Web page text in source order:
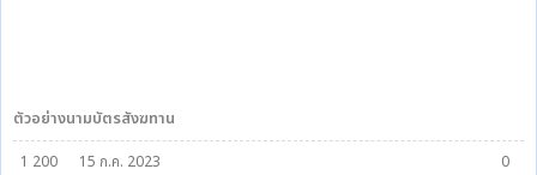
ตัวอย่างนามบัตรสังฆทาน
1 200 15 ก.ค. 2023 0